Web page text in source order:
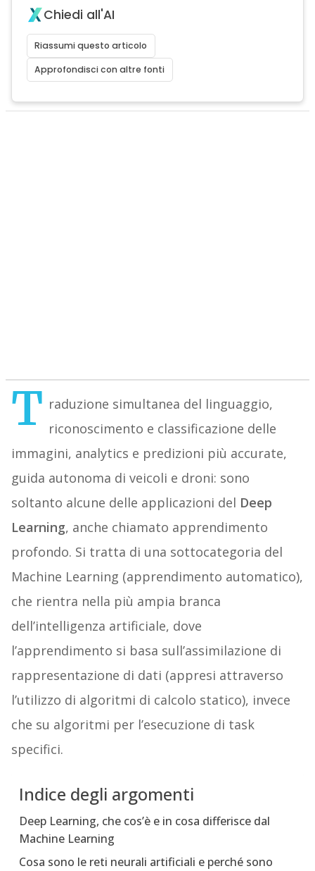
Chiedi all'AI
Riassumi questo articolo
Approfondisci con altre fonti
T raduzione simultanea del linguaggio,
riconoscimento e classificazione delle
immagini, analytics e predizioni più accurate,
guida autonoma di veicoli e droni: sono
soltanto alcune delle applicazioni del Deep
Learning, anche chiamato apprendimento
profondo. Si tratta di una sottocategoria del
Machine Learning (apprendimento automatico),
che rientra nella più ampia branca
dell’intelligenza artificiale, dove
l’apprendimento si basa sull’assimilazione di
rappresentazione di dati (appresi attraverso
l’utilizzo di algoritmi di calcolo statico), invece
che su algoritmi per l’esecuzione di task
specifici.
Indice degli argomenti
Deep Learning, che cos’è e in cosa differisce dal
Machine Learning
Cosa sono le reti neurali artificiali e perché sono